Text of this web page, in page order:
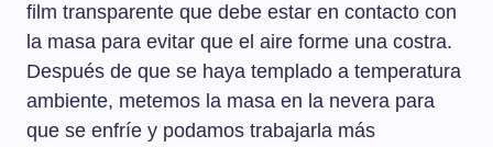
film transparente que debe estar en contacto con
la masa para evitar que el aire forme una costra.
Después de que se haya templado a temperatura
ambiente, metemos la masa en la nevera para
que se enfríe y podamos trabajarla más